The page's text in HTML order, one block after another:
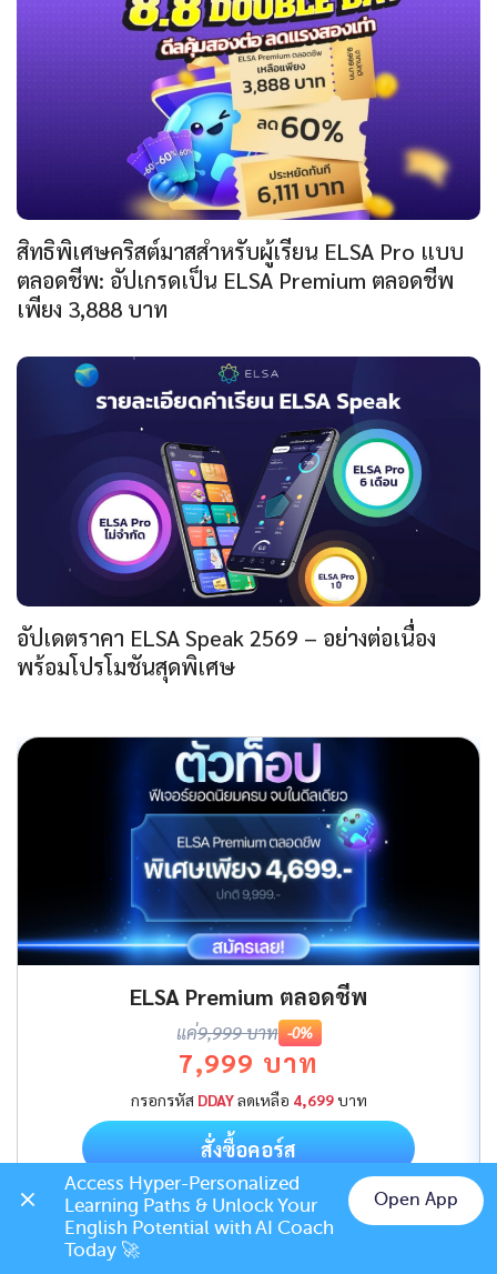
สิทธิพิเศษคริสต์มาสสำหรับผู้เรียน ELSA Pro แบบ
ตลอดชีพ: อัปเกรดเป็น ELSA Premium ตลอดชีพ
เพียง 3,888 บาท
อัปเดตราคา ELSA Speak 2569 – อย่างต่อเนื่อง
พร้อมโปรโมชันสุดพิเศษ
ELSA Premium ตลอดชีพ
แค่9,999 บาท -0%
7,999 บาท
กรอกรหัส DDAYลดเหลือ 4,699บาท
สั่งซื้อคอร์ส
Chat on LINE
Access Hyper-Personalized
Learning Paths & Unlock Your
English Potential with AI Coach
Today 🚀
Open App